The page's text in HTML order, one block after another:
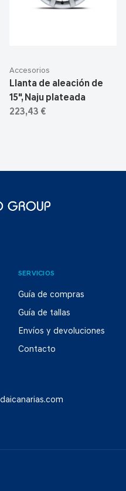
Accesorios
Llanta de aleación de
15", Naju plateada
223,43 €
SERVICIOS
Guía de compras
Guía de tallas
Envíos y devoluciones
Contacto